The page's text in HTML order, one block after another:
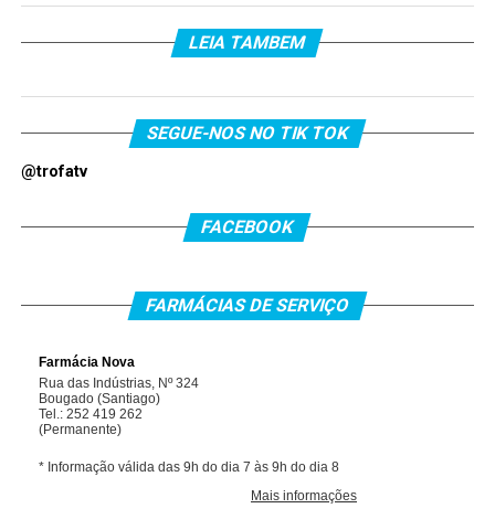
LEIA TAMBEM
SEGUE-NOS NO TIK TOK
@trofatv
FACEBOOK
FARMÁCIAS DE SERVIÇO